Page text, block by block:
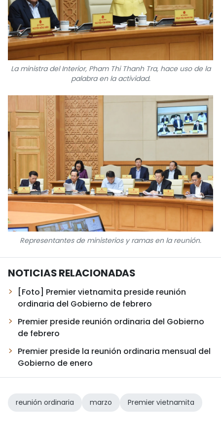
La ministra del Interior, Pham Thi Thanh Tra, hace uso de la
palabra en la actividad.
Representantes de ministerios y ramas en la reunión.
NOTICIAS RELACIONADAS
[Foto] Premier vietnamita preside reunión
ordinaria del Gobierno de febrero
Premier preside reunión ordinaria del Gobierno
de febrero
Premier preside la reunión ordinaria mensual del
Gobierno de enero
reunión ordinaria marzo Premier vietnamita